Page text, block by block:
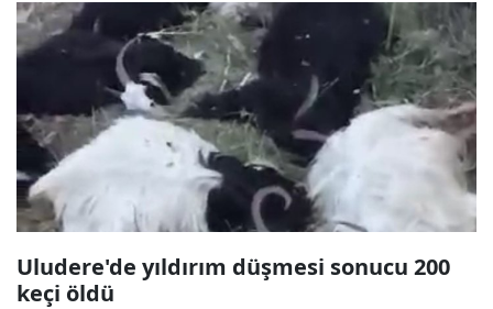
Uludere'de yıldırım düşmesi sonucu 200
keçi öldü